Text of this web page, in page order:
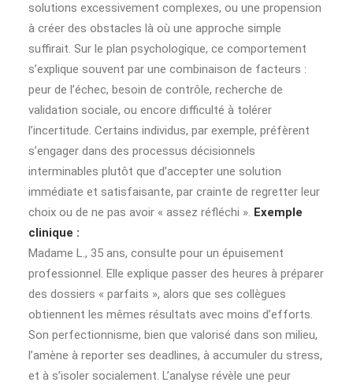
solutions excessivement complexes, ou une propension
à créer des obstacles là où une approche simple
suffirait. Sur le plan psychologique, ce comportement
s’explique souvent par une combinaison de facteurs :
peur de l’échec, besoin de contrôle, recherche de
validation sociale, ou encore difficulté à tolérer
l’incertitude. Certains individus, par exemple, préfèrent
s’engager dans des processus décisionnels
interminables plutôt que d’accepter une solution
immédiate et satisfaisante, par crainte de regretter leur
choix ou de ne pas avoir « assez réfléchi ». Exemple
clinique :
Madame L., 35 ans, consulte pour un épuisement
professionnel. Elle explique passer des heures à préparer
des dossiers « parfaits », alors que ses collègues
obtiennent les mêmes résultats avec moins d’efforts.
Son perfectionnisme, bien que valorisé dans son milieu,
l’amène à reporter ses deadlines, à accumuler du stress,
et à s’isoler socialement. L’analyse révèle une peur